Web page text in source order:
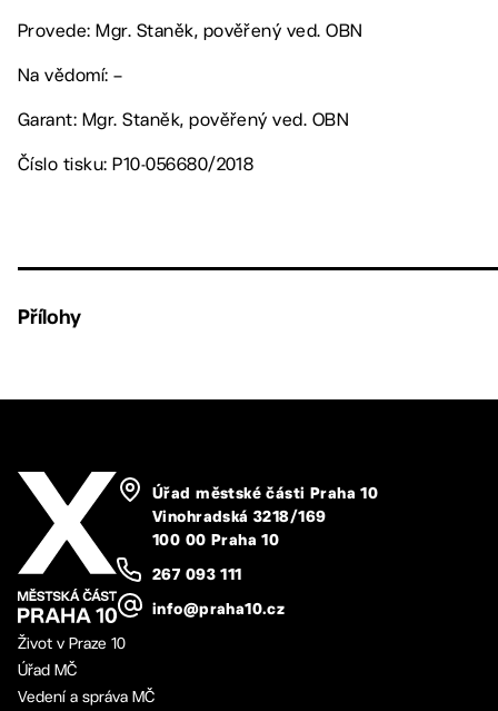
Provede: Mgr. Staněk, pověřený ved. OBN
Na vědomí: –
Garant: Mgr. Staněk, pověřený ved. OBN
Číslo tisku: P10-056680/2018
Přílohy
Úřad městské části Praha 10
Vinohradská 3218/169
100 00 Praha 10
267 093 111
info@praha10.cz
Život v Praze 10
Úřad MČ
Vedení a správa MČ